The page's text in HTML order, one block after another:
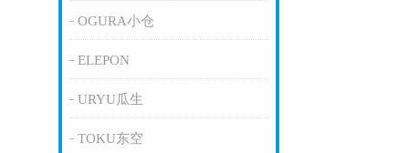
OGURA小仓
ELEPON
URYU瓜生
TOKU东空